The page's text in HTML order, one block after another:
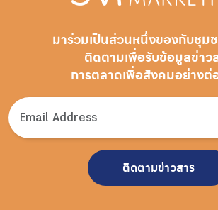
มาร่วมเป็นส่วนหนึ่งของกับชุม
ติดตามเพื่อรับข้อมูลข่าว
การตลาดเพื่อสังคมอย่างต่
ติดตามข่าวสาร